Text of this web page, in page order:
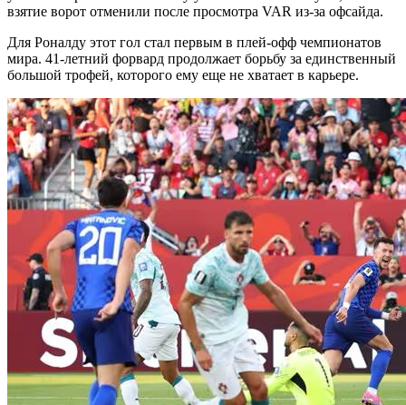
взятие ворот отменили после просмотра VAR из-за офсайда.
Для Роналду этот гол стал первым в плей-офф чемпионатов
мира. 41-летний форвард продолжает борьбу за единственный
большой трофей, которого ему еще не хватает в карьере.